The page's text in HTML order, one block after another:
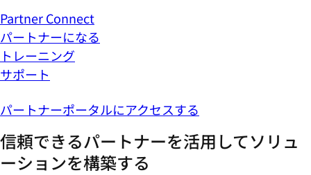
Partner Connect
パートナーになる
トレーニング
サポート
パートナーポータルにアクセスする
信頼できるパートナーを活用してソリュ
ーションを構築する